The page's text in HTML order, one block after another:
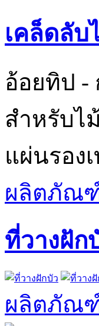
เคล็ดลับ
อ้อยทิป -
สำหรับไ
แผ่นรอง
ผลิตภัณ
ที่วางฝัก
ผลิตภัณ